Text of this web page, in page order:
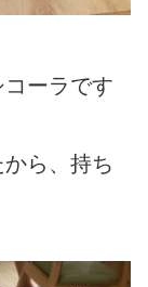
ーラです
ら、持ち